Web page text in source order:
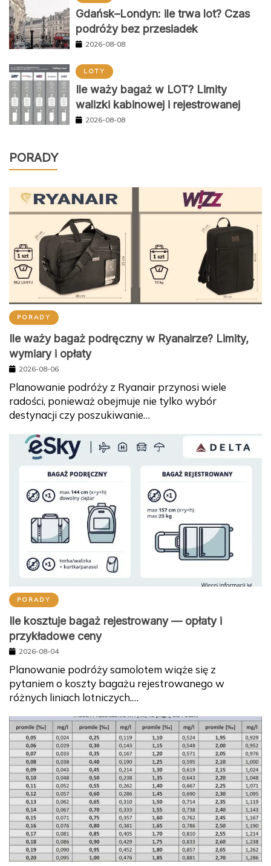
Gdańsk–Londyn: ile trwa lot? Czas
podróży bez przesiadek
2026-08-08
LOTY
Ile waży bagaż w LOT? Limity
walizki kabinowej i rejestrowanej
2026-08-08
PORADY
PORADY
Ile waży bagaż podręczny w Ryanairze? Limity,
wymiary i opłaty
2026-08-06
Planowanie podróży z Ryanair przynosi wiele
radości, ponieważ obejmuje nie tylko wybór
destynacji czy poszukiwanie…
PORADY
Ile kosztuje bagaż rejestrowany — opłaty i
przykładowe ceny
2026-08-04
Planowanie podróży samolotem wiąże się z
pytaniem o koszty bagażu rejestrowanego w
różnych liniach lotniczych.…